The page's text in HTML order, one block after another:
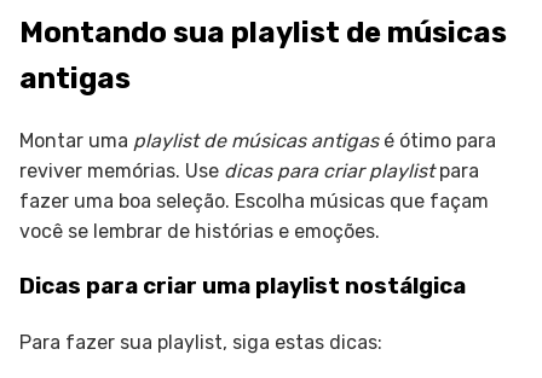
Montando sua playlist de músicas
antigas
Montar uma playlist de músicas antigasé ótimo para
reviver memórias. Use dicas para criar playlistpara
fazer uma boa seleção. Escolha músicas que façam
você se lembrar de histórias e emoções.
Dicas para criar uma playlist nostálgica
Para fazer sua playlist, siga estas dicas: